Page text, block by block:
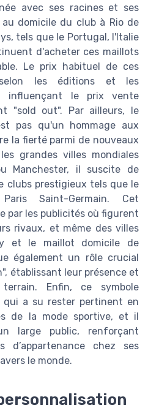
avec ses racines et ses
domicile du club à Rio de
tels que le Portugal, l'Italie
d'acheter ces maillots
Le prix habituel de ces
les éditions et les
influençant le prix vente
"sold out". Par ailleurs, le
pas qu'un hommage aux
la fierté parmi de nouveaux
grandes villes mondiales
Manchester, il suscite de
clubs prestigieux tels que le
Saint-Germain. Cet
par les publicités où figurent
rivaux, et même des villes
et le maillot domicile de
également un rôle crucial
établissant leur présence et
Enfin, ce symbole
qui a su rester pertinent en
de la mode sportive, et il
large public, renforçant
chez ses
le monde.